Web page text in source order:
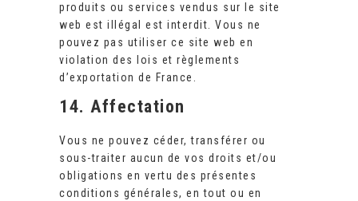
produits ou services vendus sur le site
web est illégal est interdit. Vous ne
pouvez pas utiliser ce site web en
violation des lois et règlements
d’exportation de France.
14. Affectation
Vous ne pouvez céder, transférer ou
sous-traiter aucun de vos droits et/ou
obligations en vertu des présentes
conditions générales, en tout ou en